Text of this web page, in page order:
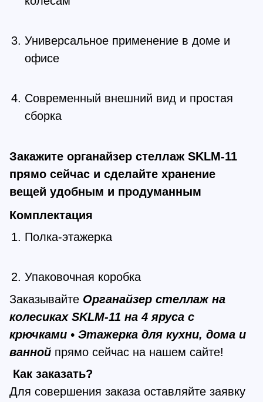
Универсальное применение в доме и
офисе
Современный внешний вид и простая
сборка
Закажите органайзер стеллаж SKLM-11
прямо сейчас и сделайте хранение
вещей удобным и продуманным
Комплектация
Полка-этажерка
Упаковочная коробка
Заказывайте Органайзер стеллаж на
колесиках SKLM-11 на 4 яруса с
крючками • Этажерка для кухни, дома и
ванной прямо сейчас на нашем сайте!
Как заказать?
Для совершения заказа оставляйте заявку